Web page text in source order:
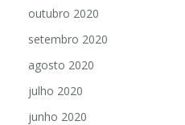
outubro 2020
setembro 2020
agosto 2020
julho 2020
junho 2020